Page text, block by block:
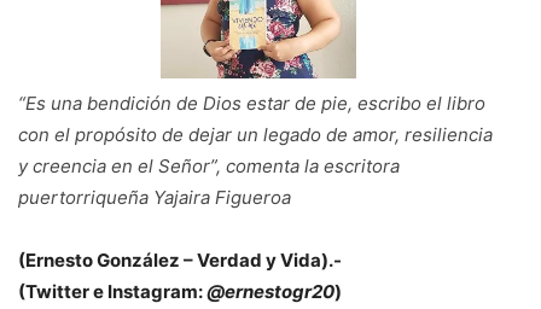
“Es una bendición de Dios estar de pie, escribo el libro
con el propósito de dejar un legado de amor, resiliencia
y creencia en el Señor”, comenta la escritora
puertorriqueña Yajaira Figueroa
(Ernesto González – Verdad y Vida).-
(Twitter e Instagram:@ernestogr20)